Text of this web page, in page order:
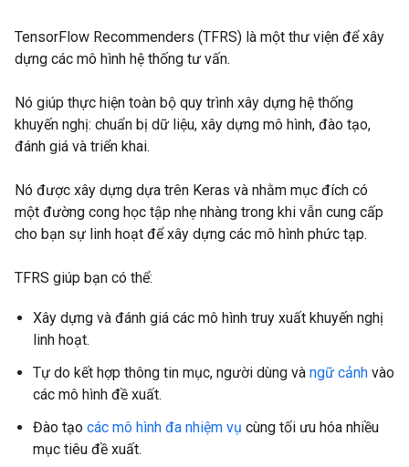
TensorFlow Recommenders (TFRS) là một thư viện để xây
dựng các mô hình hệ thống tư vấn.
Nó giúp thực hiện toàn bộ quy trình xây dựng hệ thống
khuyến nghị: chuẩn bị dữ liệu, xây dựng mô hình, đào tạo,
đánh giá và triển khai.
Nó được xây dựng dựa trên Keras và nhằm mục đích có
một đường cong học tập nhẹ nhàng trong khi vẫn cung cấp
cho bạn sự linh hoạt để xây dựng các mô hình phức tạp.
TFRS giúp bạn có thể:
Xây dựng và đánh giá các mô hình truy xuất khuyến nghị
linh hoạt.
Tự do kết hợp thông tin mục, người dùng và ngữ cảnh vào
các mô hình đề xuất.
Đào tạo các mô hình đa nhiệm vụ cùng tối ưu hóa nhiều
mục tiêu đề xuất.